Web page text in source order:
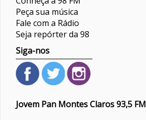
Peça sua música
Fale com a Rádio
Seja repórter da 98
Siga-nos
Jovem Pan Montes Claros 93,5 FM